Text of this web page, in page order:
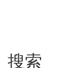
搜索